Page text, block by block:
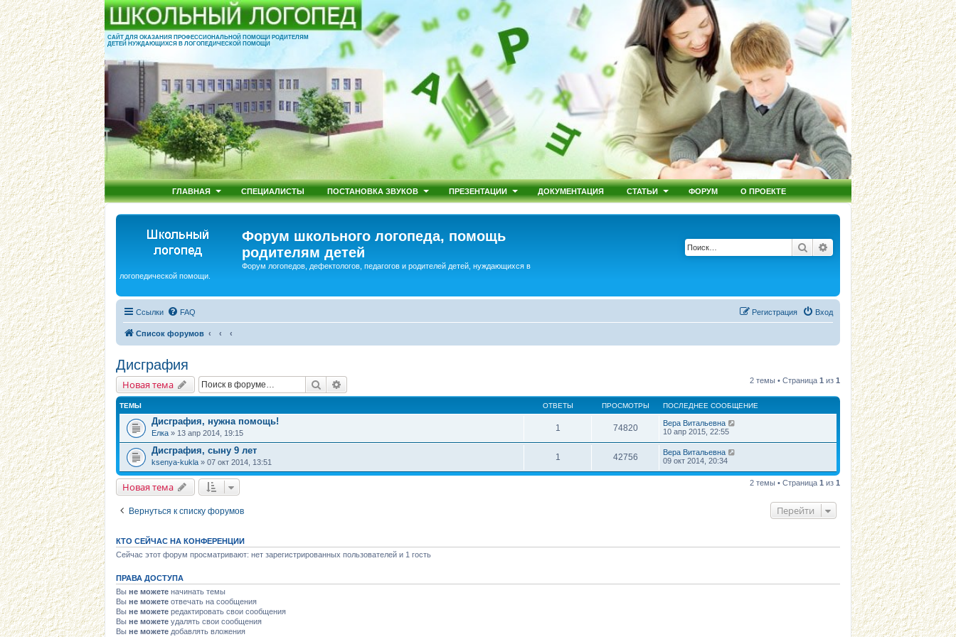
САЙТ ДЛЯ ОКАЗАНИЯ ПРОФЕССИОНАЛЬНОЙ ПОМОЩИ РОДИТЕЛЯМ
ДЕТЕЙ НУЖДАЮЩИХСЯ В ЛОГОПЕДИЧЕСКОЙ ПОМОЩИ
ГЛАВНАЯ СПЕЦИАЛИСТЫ ПОСТАНОВКА ЗВУКОВ ПРЕЗЕНТАЦИИ ДОКУМЕНТАЦИЯ СТАТЬИ ФОРУМ О ПРОЕКТЕ
Форум школьного логопеда, помощь
родителям детей
Форум логопедов, дефектологов, педагогов и родителей детей, нуждающихся в
логопедической помощи.
Поиск Расширенный поиск
Ссылки FAQ Вход
Регистрация
Список форумов
Дисграфия
Новая тема Поиск 2 темы • Страница 1 из 1
ТЕМЫ ОТВЕТЫ ПРОСМОТРЫ ПОСЛЕДНЕЕ СООБЩЕНИЕ
Дисграфия, нужна помощь!
Елка » 13 апр 2014, 19:15
1 74820
Вера Витальевна
10 апр 2015, 22:55
Дисграфия, сыну 9 лет
ksenya-kukla » 07 окт 2014, 13:51
1 42756
Вера Витальевна
09 окт 2014, 20:34
Новая тема 2 темы • Страница 1 из 1
Вернуться к списку форумов Перейти
КТО СЕЙЧАС НА КОНФЕРЕНЦИИ
Сейчас этот форум просматривают: нет зарегистрированных пользователей и 1 гость
ПРАВА ДОСТУПА
Вы не можете начинать темы
Вы не можете отвечать на сообщения
Вы не можете редактировать свои сообщения
Вы не можете удалять свои сообщения
Вы не можете добавлять вложения